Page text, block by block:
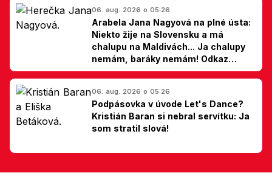
06. aug. 2026 o 05:26
Arabela Jana Nagyová na plné ústa:
Niekto žije na Slovensku a má
chalupu na Maldivách... Ja chalupy
nemám, baráky nemám! Odkaz
Slovákom
06. aug. 2026 o 05:26
Podpásovka v úvode Let's Dance?
Kristián Baran si nebral servítku: Ja
som stratil slová!